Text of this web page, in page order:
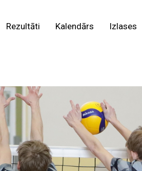
Rezultāti Kalendārs Izlases